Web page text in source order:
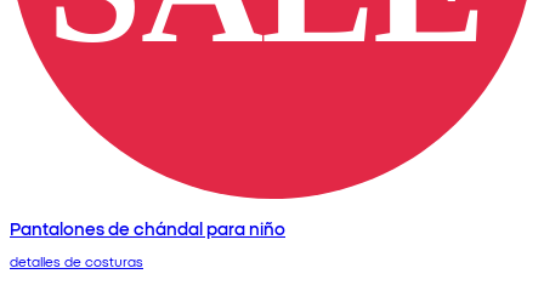
Pantalones de chándal para niño
detalles de costuras